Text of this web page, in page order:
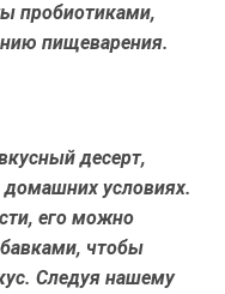
пробиотиками,
пищеварения.
десерт,
условиях.
его можно
чтобы
Следуя нашему